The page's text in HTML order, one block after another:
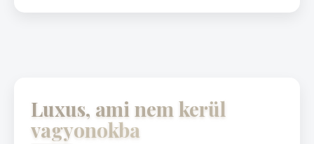
Luxus, ami nem kerül
vagyonokba